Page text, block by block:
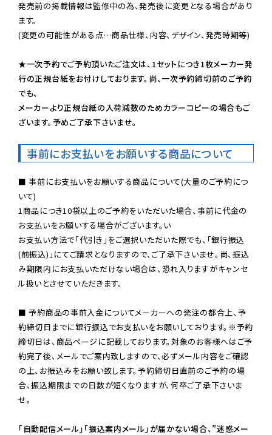
発売前の掲載情報は監修中の為、発売後に変更となる場合があり
ます。
(変更の可能性がある点…商品仕様、内容、デザイン、発売時期等)
★一次予約でご予約頂いたご注文は、1セットにつき1枚メーカー発
行の正規台紙をお付けしております。尚、一次予約締切前のご予約
でも、
メーカーより正規台紙の入荷減数のためカラーコピーの場合もご
ざいます。予めご了承下さいませ。
事前にお支払いをお願いする商品について
■ 事前にお支払いをお願いする商品について(大量のご予約につ
いて)
1商品につき10袋以上のご予約をいただいた場合、事前に代金の
お支払いをお願いする場合がございます。い
お支払い方法で「代引き」をご選択いただいた際でも、「銀行振込
(前振込)」にてご請求となりますので、ご了承下さいませ。尚、振込
み期限内にお支払いただけない場合は、恐れ入りますがキャンセ
ル扱いとさせていただきます。
■ 予約商品の事前入金についてメーカーへの発注の都合上、予
約締切日までに銀行振込でお支払いをお願いしております。※予約
締切日は、商品ページに記載しております。対象のお客様へはご予
約完了後、メールでご案内致しますので、必ずメール内容をご確認
の上、お振込みをお願い致します。予約締切日直前のご予約の場
合、振込期限までの日数が短くなりますが、何卒ご了承下さいま
せ。
「自動配信メール」「振込案内メール」が届かない場合、”迷惑メー